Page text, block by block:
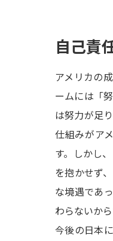
自己責
アメリカの
ームには「
は努力が足
仕組みがア
す。しかし
を抱かせず
な境遇であ
わらないから
今後の日本